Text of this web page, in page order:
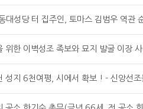
대성당 터 집주인, 토마스 김범우 역
위한 이벽성조 족보와 묘지 발굴 이장
성지 6천여평, 시에서 확보 ! - 신앙선